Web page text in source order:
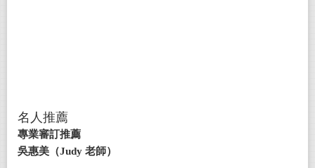
名人推薦
專業審訂推薦
吳惠美（Judy 老師）